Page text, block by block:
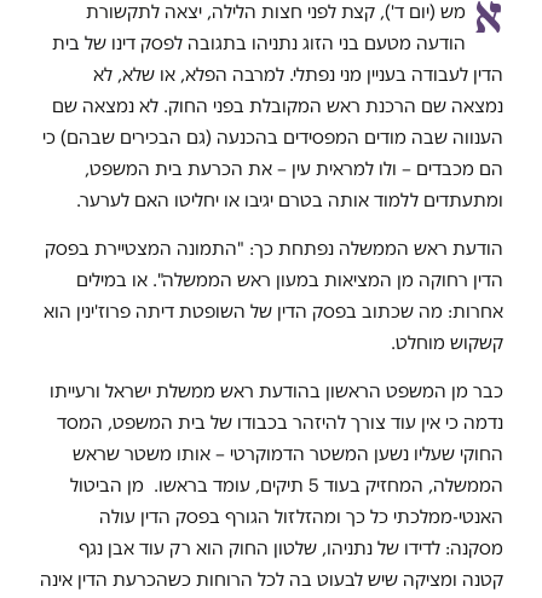
א מש (יום ד'), קצת לפני חצות הלילה, יצאה לתקשורת
הודעה מטעם בני הזוג נתניהו בתגובה לפסק דינו של בית
הדין לעבודה בעניין מני נפתלי. למרבה הפלא, או שלא, לא
נמצאה שם הרכנת ראש המקובלת בפני החוק. לא נמצאה שם
הענווה שבה מודים המפסידים בהכנעה (גם הבכירים שבהם) כי
הם מכבדים – ולו למראית עין – את הכרעת בית המשפט,
ומתעתדים ללמוד אותה בטרם יגיבו או יחליטו האם לערער.
הודעת ראש הממשלה נפתחת כך: "התמונה המצטיירת בפסק
הדין רחוקה מן המציאות במעון ראש הממשלה". או במילים
אחרות: מה שכתוב בפסק הדין של השופטת דיתה פרוז'ינין הוא
קשקוש מוחלט.
כבר מן המשפט הראשון בהודעת ראש ממשלת ישראל ורעייתו
נדמה כי אין עוד צורך להיזהר בכבודו של בית המשפט, המסד
החוקי שעליו נשען המשטר הדמוקרטי – אותו משטר שראש
הממשלה, המחזיק בעוד 5 תיקים, עומד בראשו. מן הביטול
האנטי-ממלכתי כל כך ומהזלזול הגורף בפסק הדין עולה
מסקנה: לדידו של נתניהו, שלטון החוק הוא רק עוד אבן נגף
קטנה ומציקה שיש לבעוט בה לכל הרוחות כשהכרעת הדין אינה